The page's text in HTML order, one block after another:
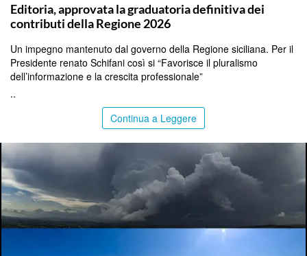
Editoria, approvata la graduatoria definitiva dei
contributi della Regione 2026
Un impegno mantenuto dal governo della Regione siciliana. Per il
Presidente renato Schifani così si “Favorisce il pluralismo
dell’informazione e la crescita professionale”
..
Continua a Leggere